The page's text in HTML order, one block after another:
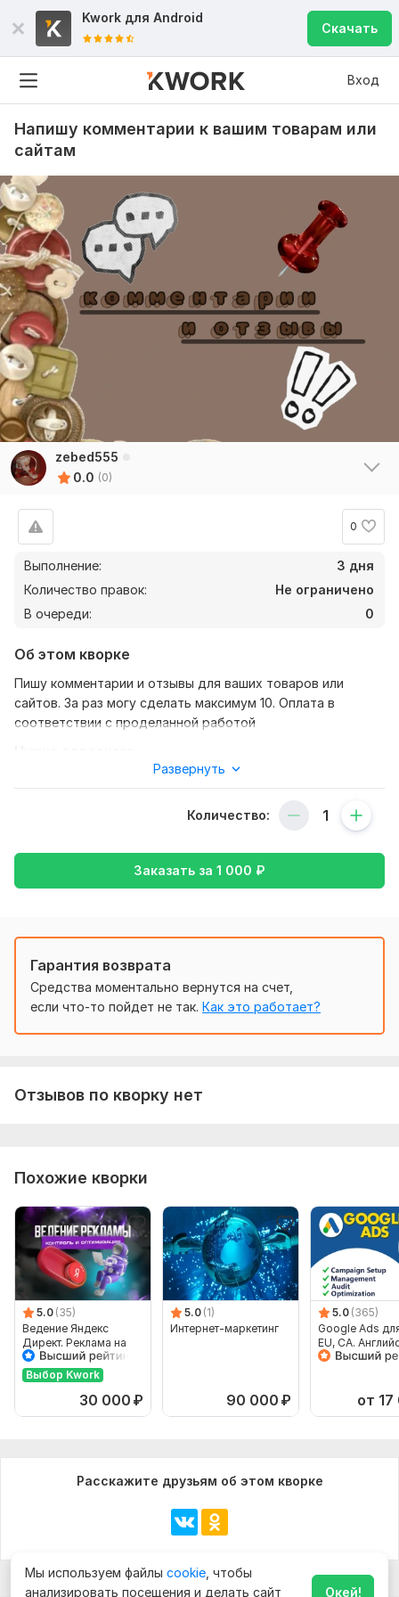
Kwork для Android
Скачать
Вход
Напишу комментарии к вашим товарам или
сайтам
zebed555
0.0 (0)
0
Выполнение:
3 дня
Количество правок:
Не ограничено
В очереди:
0
Об этом кворке
Пишу комментарии и отзывы для ваших товаров или
сайтов. За раз могу сделать максимум 10. Оплата в
соответствии с проделанной работой
От вас требуются только ссылки на товары или сайты, а
Создание аккаунта
Тип: Создание и настройка
Развернуть
Количество:
Заказать за 1 000 ₽
Гарантия возврата
Средства моментально вернутся на счет,
если что-то пойдет не так. Как это работает?
Отзывов по кворку нет
Похожие кворки
5.0 (35)
Ведение Яндекс
Директ. Реклама на
поиске и РСЯ
Выбор Kwork
30 000 ₽
5.0 (1)
Интернет-маркетинг
90 000 ₽
5.0 (365)
Google Ads
EU, CA.
язык
от
Расскажите друзьям об этом кворке
Мы используем файлы cookie , чтобы
анализировать посещения и делать сайт
Окей!